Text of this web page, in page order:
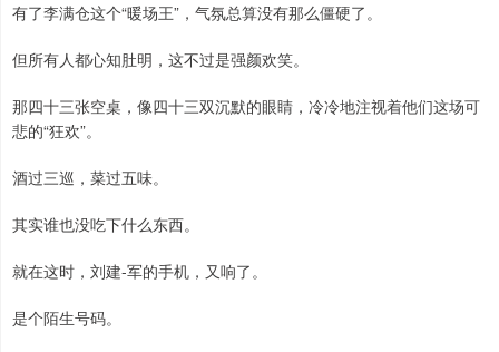
有了李满仓这个“暖场王”，气氛总算没有那么僵硬了。
但所有人都心知肚明，这不过是强颜欢笑。
那四十三张空桌，像四十三双沉默的眼睛，冷冷地注视着他们这场可
悲的“狂欢”。
酒过三巡，菜过五味。
其实谁也没吃下什么东西。
就在这时，刘建-军的手机，又响了。
是个陌生号码。